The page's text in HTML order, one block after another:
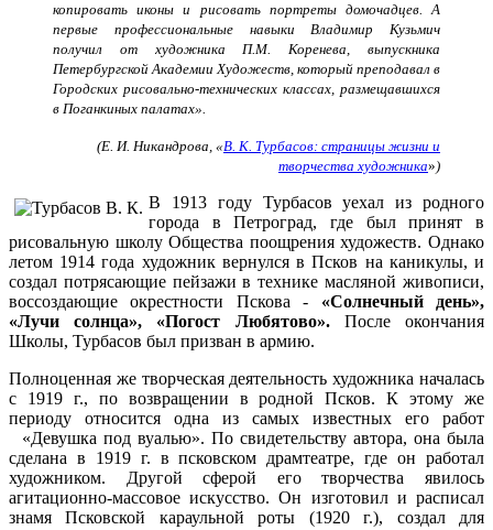
копировать иконы и рисовать портреты домочадцев. А
первые профессиональные навыки Владимир Кузьмич
получил от художника П.М. Коренева, выпускника
Петербургской Академии Художеств, который преподавал в
Городских рисовально-технических классах, размещавшихся
в Поганкиных палатах».
(Е. И. Никандрова, «В. К. Турбасов: страницы жизни и
творчества художника»)
В 1913 году Турбасов уехал из родного
города в Петроград, где был принят в
рисовальную школу Общества поощрения художеств. Однако
летом 1914 года художник вернулся в Псков на каникулы, и
создал потрясающие пейзажи в технике масляной живописи,
воссоздающие окрестности Пскова - «Солнечный день»,
«Лучи солнца», «Погост Любятово».После окончания
Школы, Турбасов был призван в армию.
Полноценная же творческая деятельность художника началась
с 1919 г., по возвращении в родной Псков. К этому же
периоду относится одна из самых известных его работ
«Девушка под вуалью». По свидетельству автора, она была
сделана в 1919 г. в псковском драмтеатре, где он работал
художником. Другой сферой его творчества явилось
агитационно-массовое искусство. Он изготовил и расписал
знамя Псковской караульной роты (1920 г.), создал для